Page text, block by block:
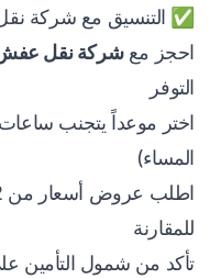
✅ التنسيق مع شركة
احجز معشركة نقل
التوفر
اختر موعداً يتجنب ساعات
المساء)
اطلب عروض أسعار من 2-3
للمقارنة
تأكد من شمول التأمين